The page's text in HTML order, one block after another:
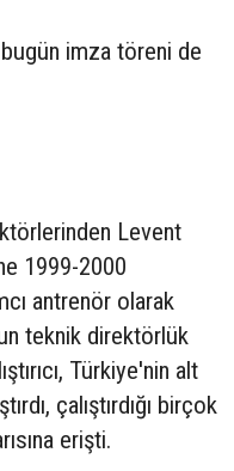
imza töreni de
Levent
1999-2000
antrenör olarak
teknik direktörlük
Türkiye'nin alt
çalıştırdığı birçok
erişti.